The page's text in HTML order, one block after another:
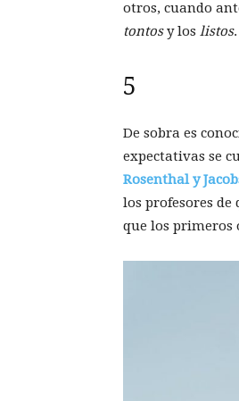
otros, cuando
tontosy los listos.
5
De sobra es
expectativas se
Rosenthal y
los profesores
que los primeros